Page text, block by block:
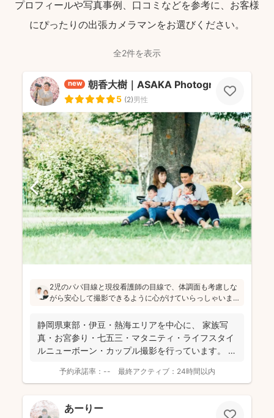
プロフィールや写真事例、口コミなどを参考に、お客様
にぴったりの出張カメラマンをお選びください。
全2件を表示
new 朝香大樹｜ASAKA Photography
5 (2)男性
2児のパパ目線と現役看護師の目線で、体調面も考慮しな
がら安心して撮影できるように心がけていらっしゃいま
さないように撮っていくスタイル。地元・伊豆の景色を
活かした撮影も得意とのこと、記念日も旅行の思い出
も、ぜひご相談してみてください！
静岡県東部・伊豆・熱海エリアを中心に、 家族写
真・お宮参り・七五三・マタニティ・ライフスタイ
ルニューボーン・カップル撮影を行っています。
予約承諾率： -- 最終アクティブ： 24時間以内
あーりー